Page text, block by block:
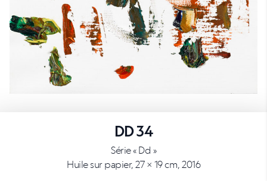
DD 34
Série « Dd »
Huile sur papier, 27 × 19 cm, 2016